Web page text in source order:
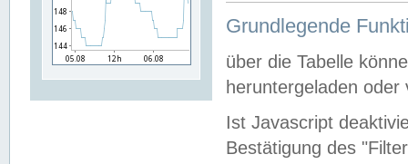
Grundlegende
über die Tabelle
heruntergeladen oder
Ist Javascript
Bestätigung des